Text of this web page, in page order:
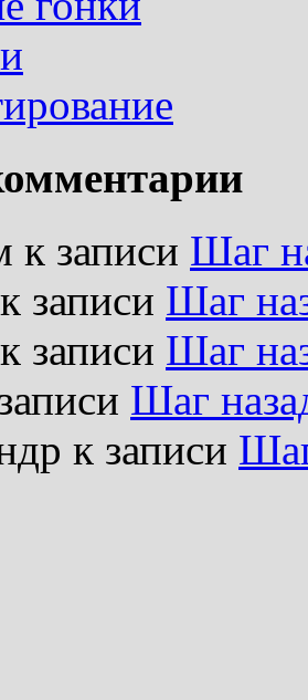
к записи Шаг
к записи Шаг
к записи Шаг
Шаг
к записи